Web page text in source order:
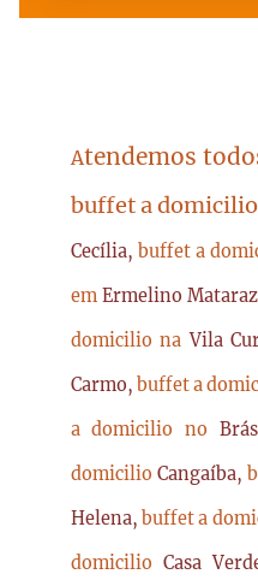
Atendemos
buffet a
Cecília, buffet a
em Ermelino
domicilio naVila
Carmo, buffet a
a domicilio no
domicilio Cangaíba,
Helena, buffet a
domicilio Casa